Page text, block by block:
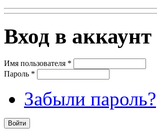
Вход в аккаунт
Имя пользователя *
Пароль *
Забыли пароль?